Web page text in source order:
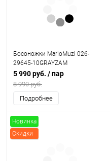
Босоножки MarioMuzi 026-
29645-10GRAYZAM
5 990 руб. / пар
8 990 руб.
Подробнее
Новинка
Скидки